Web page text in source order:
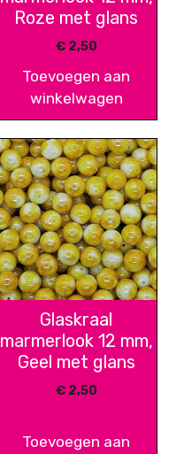
Roze met glans
€2,50
Toevoegen aan
winkelwagen
Glaskraal
marmerlook 12 mm,
Geel met glans
€2,50
Toevoegen aan